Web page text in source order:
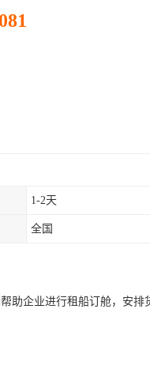
1-2天
全国
助企业进行租船订舱，安排